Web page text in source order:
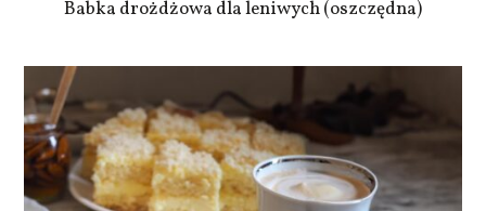
Babka drożdżowa dla leniwych (oszczędna)